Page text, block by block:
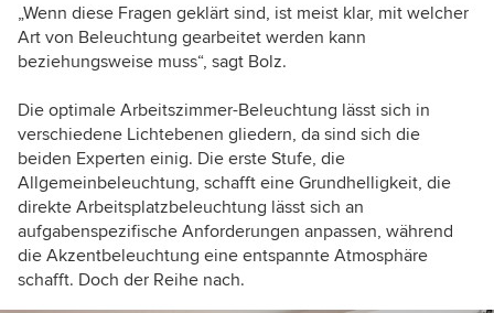
„Wenn diese Fragen geklärt sind, ist meist klar, mit welcher
Art von Beleuchtung gearbeitet werden kann
beziehungsweise muss“, sagt Bolz.
Die optimale Arbeitszimmer-Beleuchtung lässt sich in
verschiedene Lichtebenen gliedern, da sind sich die
beiden Experten einig. Die erste Stufe, die
Allgemeinbeleuchtung, schafft eine Grundhelligkeit, die
direkte Arbeitsplatzbeleuchtung lässt sich an
aufgabenspezifische Anforderungen anpassen, während
die Akzentbeleuchtung eine entspannte Atmosphäre
schafft. Doch der Reihe nach.